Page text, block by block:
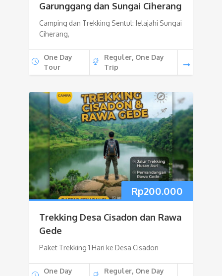
Garunggang dan Sungai Ciherang
Camping dan Trekking Sentul: Jelajahi Sungai
Ciherang,
One Day
Tour
Reguler, One Day
Trip
Rp200.000
Trekking Desa Cisadon dan Rawa
Gede
Paket Trekking 1 Hari ke Desa Cisadon
One Day
Reguler, One Day